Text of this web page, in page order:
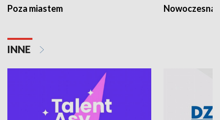
Poza miastem Nowoczesna
INNE